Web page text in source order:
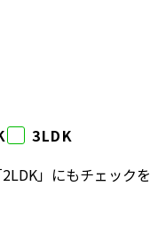
3LDK
」にもチェックを